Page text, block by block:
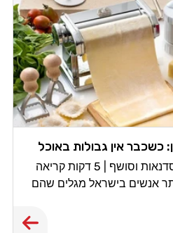
כשכבר אין גבולות באוכל
מאת: טליה יוסף מנהלת סדנאות וסושף | 5 דקות קריאה
אנשים בישראל מגלים שהם